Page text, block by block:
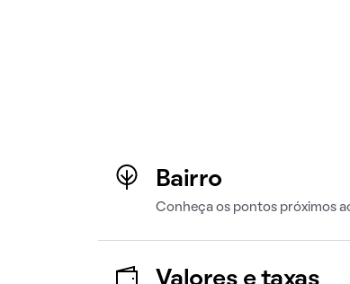
Bairro
Conheça os pontos próximos
Valores e taxas